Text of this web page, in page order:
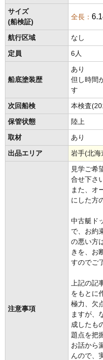
サイズ
(船検証)
全長：
航行区域 なし
定員 6人
船底塗装歴
あり
但し時間
す
次回船検 本検査
保管状態 陸上
取材 あり
出品エリア 岩手(北海
注意事項
見学ご希
合せ下さ
また、オ
にした方
中古艇ド
で、お約
の悪い方
きを、お
すのでご
上記の記
をもとに
極力、欠
ますが、
成したも
題点を把
お話から
んので、